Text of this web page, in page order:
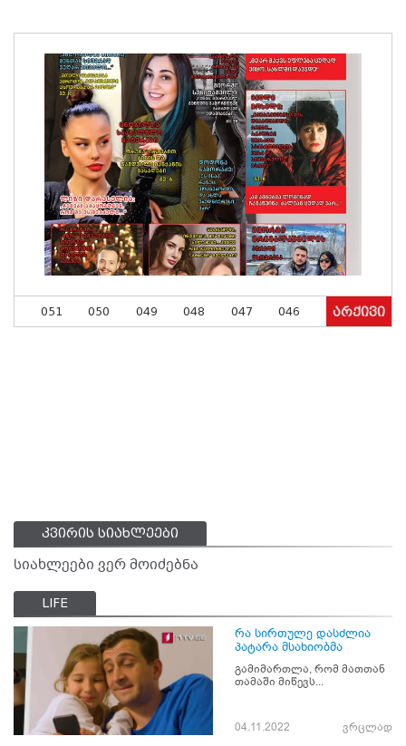
051 050 049 048 047 046 არქივი
კვირის სიახლეები
სიახლეები ვერ მოიძებნა
LIFE
რა სირთულე დასძლია
პატარა მსახიობმა
გამიმართლა, რომ მათთან
თამაში მიწევს...
04.11.2022 ვრცლად